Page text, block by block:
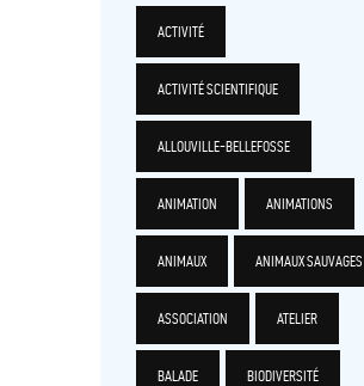
ACTIVITÉ
ACTIVITÉ SCIENTIFIQUE
ALLOUVILLE-BELLEFOSSE
ANIMATION ANIMATIONS
ANIMAUX ANIMAUX SAUVAGES
ASSOCIATION ATELIER
BALADE BIODIVERSITÉ